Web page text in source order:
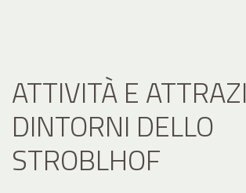
ATTIVITÀ E
DINTORNI DELLO
STROBLHOF